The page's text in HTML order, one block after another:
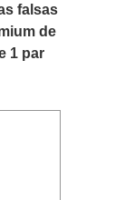
falsas
de
1 par